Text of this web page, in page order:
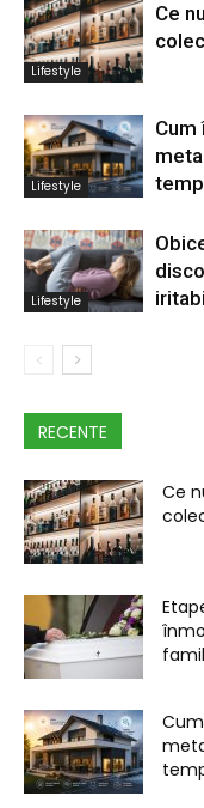
Lifestyle
Ce
Lifestyle
Lifestyle
RECENTE
Ce